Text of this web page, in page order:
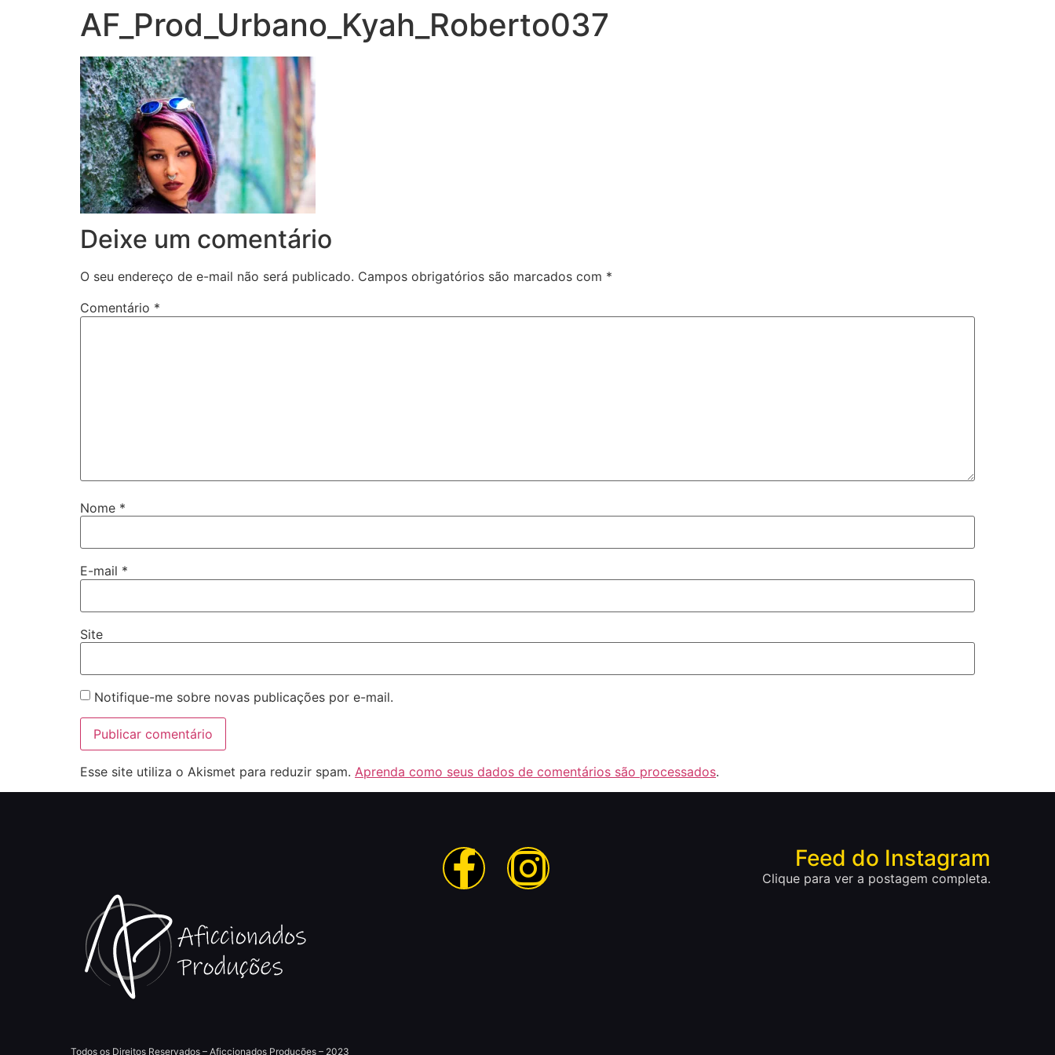
AF_Prod_Urbano_Kyah_Roberto037
Deixe um comentário
O seu endereço de e-mail não será publicado. Campos obrigatórios são marcados com *
Comentário *
Nome *
E-mail *
Site
Notifique-me sobre novas publicações por e-mail.
Esse site utiliza o Akismet para reduzir spam. Aprenda como seus dados de comentários são processados.
Todos os Direitos Reservados – Aficcionados Produções – 2023
Feed do Instagram
Clique para ver a postagem completa.